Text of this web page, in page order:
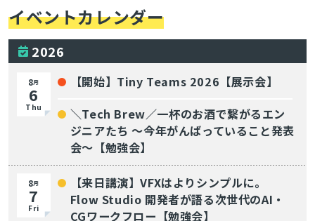
イベントカレンダー
2026
8月
6
Thu
【開始】Tiny Teams 2026【展示会】
＼Tech Brew／一杯のお酒で繋がるエン
ジニアたち 〜今年がんばっていること発表
会〜【勉強会】
8月
7
Fri
【来日講演】VFXはよりシンプルに。
Flow Studio 開発者が語る次世代のAI・
CGワークフロー【勉強会】